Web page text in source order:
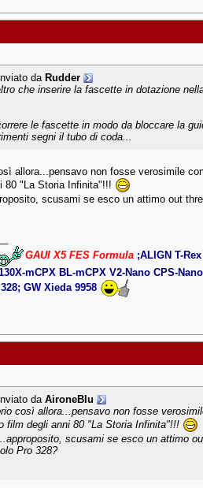
da Rudder
che inserire la fascette in dotazione
le fascette in modo da bloccare la
segni il tubo di coda...
allora...pensavo non fosse verosimile
80 "La Storia Infinita"!!!
scusami se esco un attimo out
GAUI X5 FES Formula ;ALIGN T-
mCPX BL-mCPX V2-Nano CPS-
GW Xieda 9958
daAironeBlu
così allora...pensavo non fosse
film degli anni 80 "La Storia Infinita"!!!
scusami se esco un attimo
Pro 328?